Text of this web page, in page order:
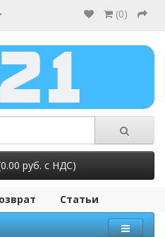
(0)
руб. с НДС)
Статьи